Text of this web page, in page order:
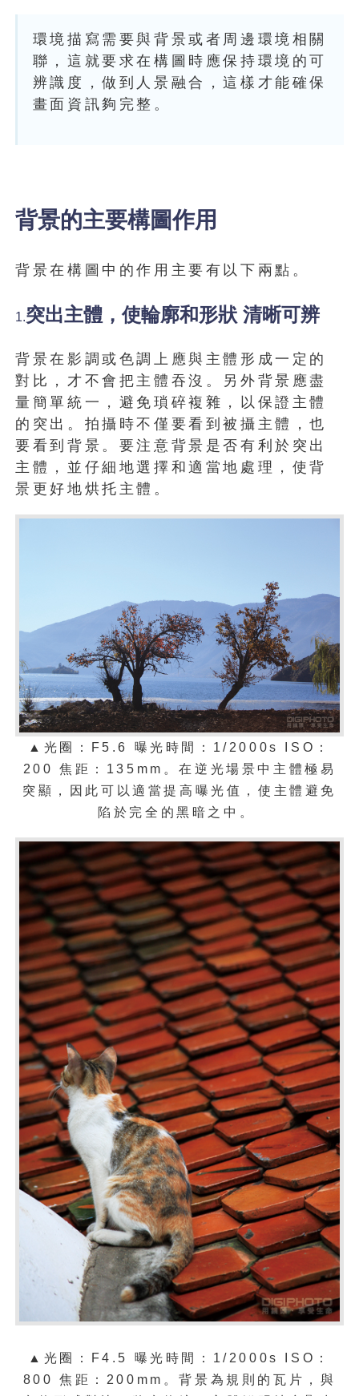
環境描寫需要與背景或者周邊環境相關
聯，這就要求在構圖時應保持環境的可
辨識度，做到人景融合，這樣才能確保
畫面資訊夠完整。
背景的主要構圖作用
背景在構圖中的作用主要有以下兩點。
1.突出主體，使輪廓和形狀 清晰可辨
背景在影調或色調上應與主體形成一定的
對比，才不會把主體吞沒。另外背景應盡
量簡單統一，避免瑣碎複雜，以保證主體
的突出。拍攝時不僅要看到被攝主體，也
要看到背景。要注意背景是否有利於突出
主體，並仔細地選擇和適當地處理，使背
景更好地烘托主體。
▲光圈： F5.6 曝光時間： 1/2000s ISO：
200 焦距： 135mm。在逆光場景中主體極易
突顯，因此可以適當提高曝光值，使主體避免
陷於完全的黑暗之中。
▲光圈： F4.5 曝光時間： 1/2000s ISO：
800 焦距： 200mm。背景為規則的瓦片，與